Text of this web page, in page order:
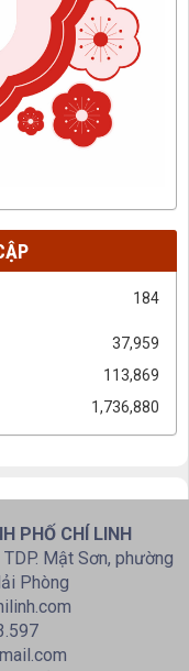
184
37,959
113,869
1,736,880
PHỐ CHÍ LINH
Mật Sơn, phường
Phòng